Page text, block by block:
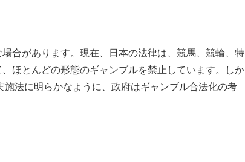
合があります。現在、日本の法律は、競馬、競輪、特
ほとんどの形態のギャンブルを禁止しています。しか
法に明らかなように、政府はギャンブル合法化の考